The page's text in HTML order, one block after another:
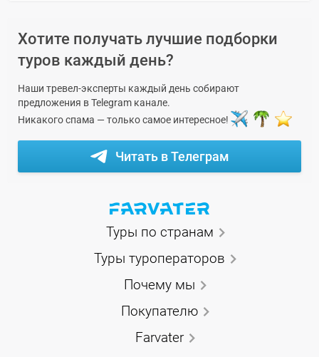
Хотите получать лучшие подборки
туров каждый день?
Наши тревел-эксперты каждый день собирают
предложения в Telegram канале.
Никакого спама — только самое интересное!
Читать в Телеграм
Туры по странам
Туры туроператоров
Почему мы
Покупателю
Farvater